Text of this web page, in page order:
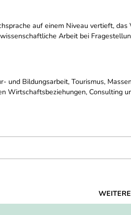
auf einem Niveau vertieft,
Arbeit bei
Bildungsarbeit, Tourismus,
Consulting